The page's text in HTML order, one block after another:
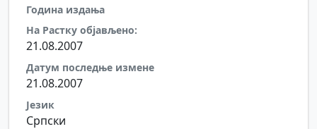
Година издања
На Растку објављено:
21.08.2007
Датум последње измене
21.08.2007
Језик
Српски